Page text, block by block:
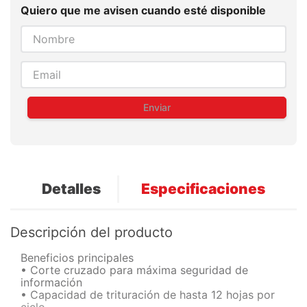
Quiero que me avisen cuando esté disponible
Enviar
Detalles Especificaciones
Descripción del producto
Beneficios principales
• Corte cruzado para máxima seguridad de
información
• Capacidad de trituración de hasta 12 hojas por